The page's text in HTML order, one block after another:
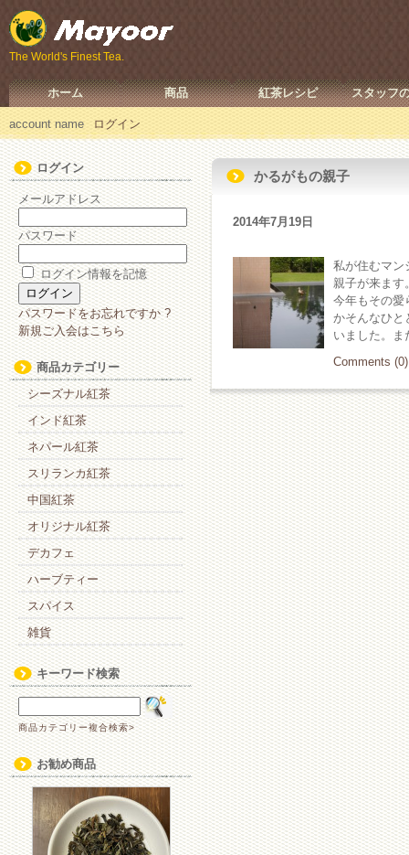
The World's Finest Tea.
ホーム 商品 紅茶レシピ スタッフ
account name ログイン
ログイン
メールアドレス
パスワード
ログイン情報を記憶
パスワードをお忘れですか ?
新規ご入会はこちら
商品カテゴリー
シーズナル紅茶
インド紅茶
ネパール紅茶
スリランカ紅茶
中国紅茶
オリジナル紅茶
デカフェ
ハーブティー
スパイス
雑貨
キーワード検索
商品カテゴリー複合検索>
お勧め商品
かるがもの親子
2014年7月19日
私が住むマン
親子が来ます
今年もその愛
かそんなひと
いました。
Comments (0)